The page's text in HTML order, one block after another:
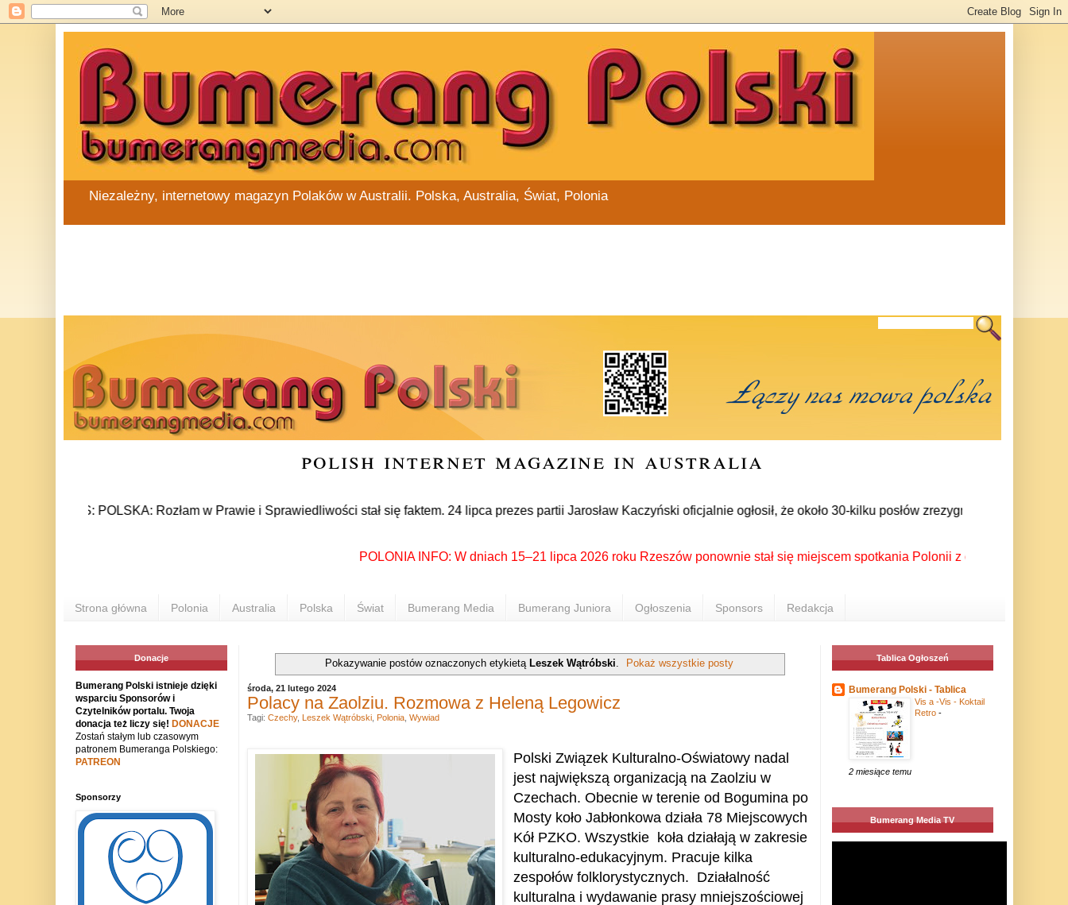
Niezależny, internetowy magazyn Polaków w Australii. Polska, Australia, Świat, Polonia
polish internet magazine in australia
NEWS: POLSKA: Rozłam w Prawie i Sprawiedliwości stał się faktem. 24 lipca prezes partii Jarosław Kaczyński oficjalnie ogłosił, że około 30-kilku posłów zrezygnowało z
POLONIA INFO: W dniach 15–21 lipca 2026 roku Rzeszów ponownie stał się miejscem spotkania Polonii z całego świata
Strona główna Polonia Australia Polska Świat Bumerang Media Bumerang Juniora Ogłoszenia Sponsors Redakcja
Pokazywanie postów oznaczonych etykietą Leszek Wątróbski. Pokaż wszystkie posty
środa, 21 lutego 2024
Polacy na Zaolziu. Rozmowa z Heleną Legowicz
Polski Związek Kulturalno-Oświatowy nadal
jest największą organizacją na Zaolziu w
Czechach. Obecnie w terenie od Bogumina po
Mosty koło Jabłonkowa działa 78 Miejscowych
Kół PZKO. Wszystkie koła działają w zakresie
kulturalno-edukacyjnym. Pracuje kilka
zespołów folklorystycznych. Działalność
kulturalna i wydawanie prasy mniejszościowej
Tagi: Czechy, Leszek Wątróbski, Polonia, Wywiad
Donacje
Bumerang Polski istnieje dzięki
wsparciu Sponsorów i
Czytelników portalu. Twoja
donacja też liczy się! DONACJE
Zostań stałym lub czasowym
patronem Bumeranga Polskiego:
PATREON
Sponsorzy
Tablica Ogłoszeń
Bumerang Polski - Tablica
Vis a -Vis - Koktail
Retro -
2 miesiące temu
Bumerang Media TV